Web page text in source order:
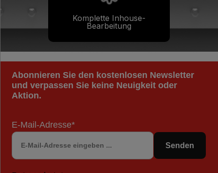
Komplette Inhouse-
Bearbeitung
Abonnieren Sie den kostenlosen Newsletter
und verpassen Sie keine Neuigkeit oder
Aktion.
E-Mail-Adresse*
Senden